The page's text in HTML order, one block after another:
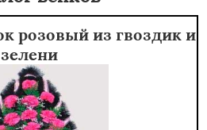
розовый из гвоздик и
зелени